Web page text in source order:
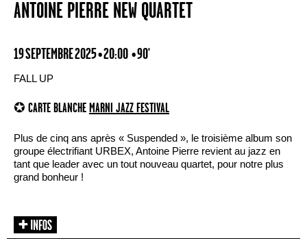
ANTOINE PIERRE NEW QUARTET
19 SEPTEMBRE 2025 • 20:00 • 90'
FALL UP
✪ CARTE BLANCHE MARNI JAZZ FESTIVAL
Plus de cinq ans après « Suspended », le troisième album son
groupe électrifiant URBEX, Antoine Pierre revient au jazz en
tant que leader avec un tout nouveau quartet, pour notre plus
grand bonheur !